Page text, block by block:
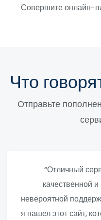
Совершите онлайн-
Что
Отправьте
“Отличный
качественной
невероятной
я нашел этот сайт,